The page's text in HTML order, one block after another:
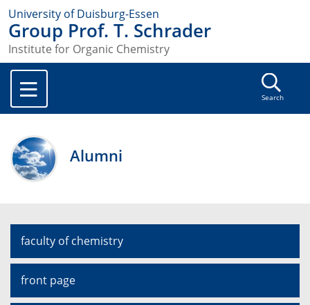
University of Duisburg-Essen
Group Prof. T. Schrader
Institute for Organic Chemistry
Search
Alumni
faculty of chemistry
front page